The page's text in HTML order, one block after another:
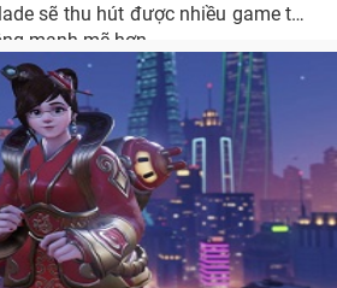
sẽ thu hút được nhiều game thủ
mạnh mẽ hơn.